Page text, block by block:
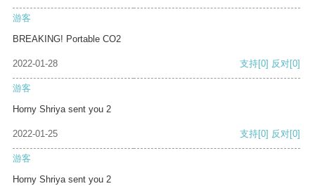
游客
BREAKING! Portable CO2
2022-01-28 支持[0] 反对[0]
游客
Horny Shriya sent you 2
2022-01-25 支持[0] 反对[0]
游客
Horny Shriya sent you 2